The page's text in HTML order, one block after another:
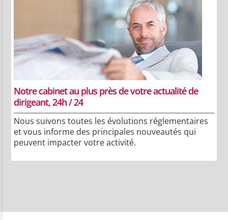
Notre cabinet au plus près de votre actualité de
dirigeant, 24h / 24
Nous suivons toutes les évolutions réglementaires
et vous informe des principales nouveautés qui
peuvent impacter votre activité.